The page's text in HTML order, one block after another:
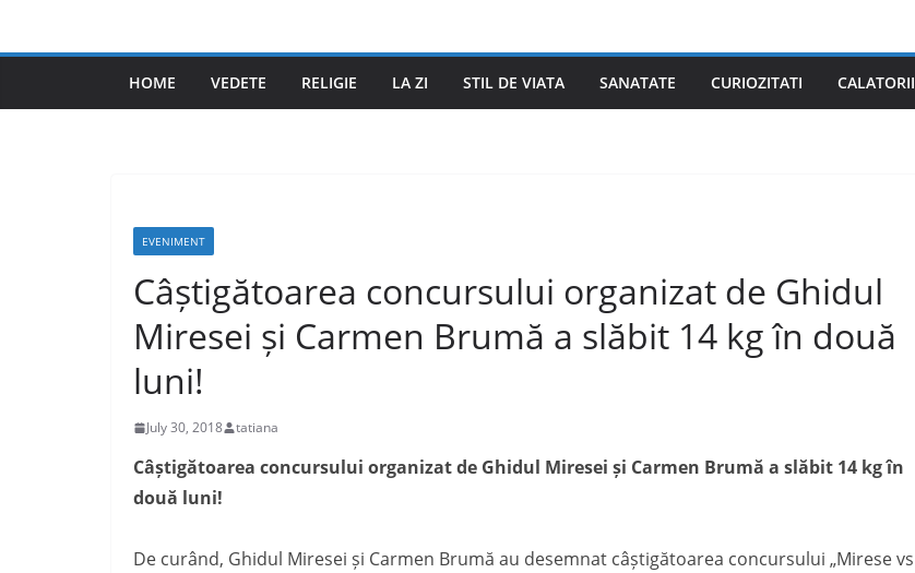
HOME VEDETE RELIGIE LA ZI STIL DE VIATA SANATATE CURIOZITATI CALATORII
EVENIMENT
Câștigătoarea concursului organizat de Ghidul
Miresei și Carmen Brumă a slăbit 14 kg în două
luni!
July 30, 2018 tatiana
Câștigătoarea concursului organizat de Ghidul Miresei și Carmen Brumă a slăbit 14 kg în
două luni!
De curând, Ghidul Miresei și Carmen Brumă au desemnat câștigătoarea concursului „Mirese vs